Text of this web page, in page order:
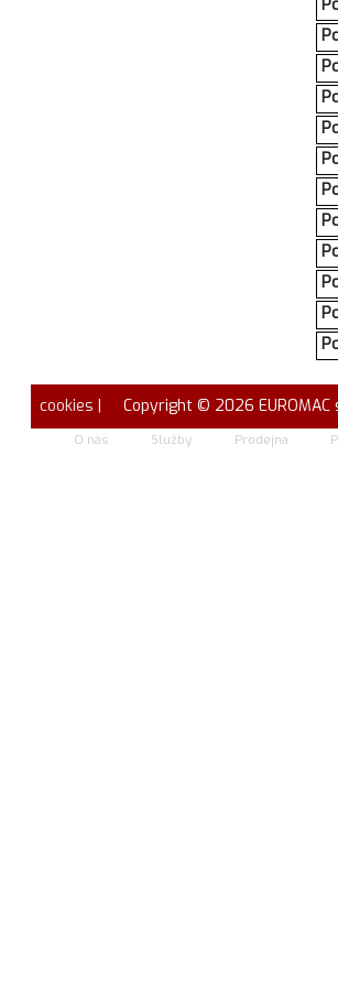
cookies | Copyright © 2026 EUROMAC
O nás Služby Prodejna